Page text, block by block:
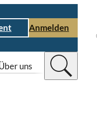
Anmelden
uns